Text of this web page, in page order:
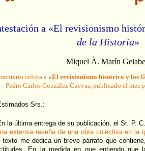
a «El revisionismo
de la Historia»
Miquel À. Marín
crítica a «El revisionismo histórico y los
Pedro Carlos González Cuevas, publicado el mes
Srs.:
la última entrega de su publicación, el Sr. P.
extensa reseña de una obra colectiva en la
texto me dedica un breve párrafo que
En la medida en que entiendo que